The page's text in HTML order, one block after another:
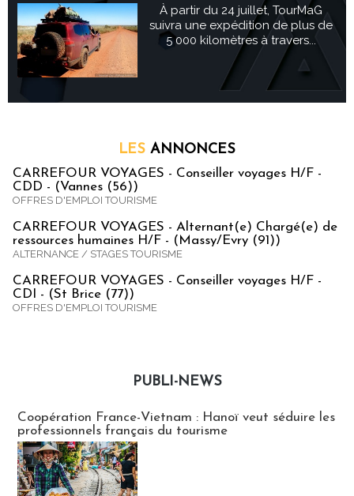
À partir du 24 juillet, TourMaG
suivra une expédition de plus de
5 000 kilomètres à travers...
LES ANNONCES
CARREFOUR VOYAGES - Conseiller voyages H/F -
CDD - (Vannes (56))
OFFRES D'EMPLOI TOURISME
CARREFOUR VOYAGES - Alternant(e) Chargé(e) de
ressources humaines H/F - (Massy/Evry (91))
ALTERNANCE / STAGES TOURISME
CARREFOUR VOYAGES - Conseiller voyages H/F -
CDI - (St Brice (77))
OFFRES D'EMPLOI TOURISME
PUBLI-NEWS
Coopération France-Vietnam : Hanoï veut séduire les
professionnels français du tourisme